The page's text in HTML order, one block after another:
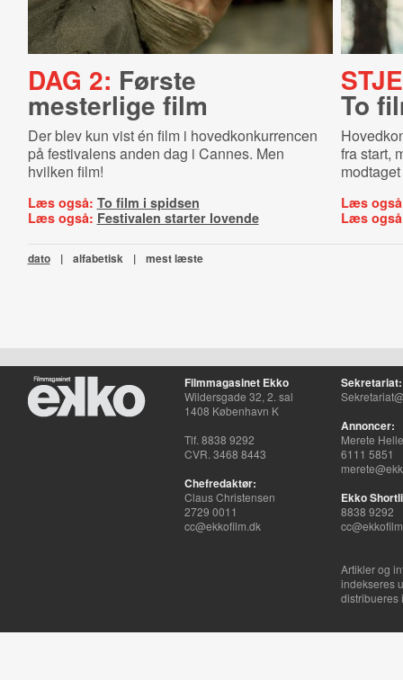
DAG 2: Første
mesterlige film
Der blev kun vist én film i hovedkonkurrencen
på festivalens anden dag i Cannes. Men
hvilken film!
Læs også: To film i spidsen
Læs også: Festivalen starter lovende
To
fra start,
Læs
Læs
dato | alfabetisk | mest læste
Filmmagasinet Ekko
Wildersgade 32, 2. sal
1408 København K
Tlf. 8838 9292
CVR. 3468 8443
Chefredaktør:
Claus Christensen
2729 0011
cc@ekkofilm.dk
Sekretariat:
Annoncer:
Merete
6111 5851
Ekko
8838 9292
Artikler og
indekseres
distribueres